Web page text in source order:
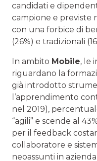
candidati e
campione e previste
con una forbice di
(26%) e tradizionali
In ambito Mobile, le
riguardano la
già introdotto
l’apprendimento
nel 2019),
“agili” e scende al
per il feedback
collaboratore e
neoassunti in